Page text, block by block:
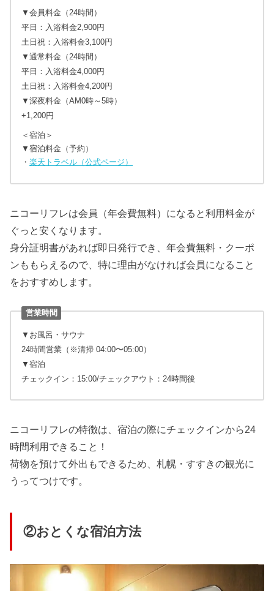
▼会員料金（24時間）
平日：入浴料金2,900円
土日祝：入浴料金3,100円
▼通常料金（24時間）
平日：入浴料金4,000円
土日祝：入浴料金4,200円
▼深夜料金（AM0時～5時）
+1,200円
＜宿泊＞
▼宿泊料金（予約）
・楽天トラベル（公式ページ）
ニコーリフレは会員（年会費無料）になると利用料金が
ぐっと安くなります。
身分証明書があれば即日発行でき、年会費無料・クーポ
ンももらえるので、特に理由がなければ会員になること
をおすすめします。
営業時間
▼お風呂・サウナ
24時間営業（※清掃 04:00〜05:00）
▼宿泊
チェックイン：15:00/チェックアウト：24時間後
ニコーリフレの特徴は、宿泊の際にチェックインから24
時間利用できること！
荷物を預けて外出もできるため、札幌・すすきの観光に
うってつけです。
②おとくな宿泊方法